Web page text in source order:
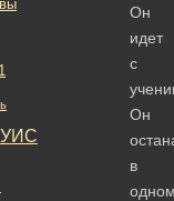
Он
идет
с
Он
в
УИС